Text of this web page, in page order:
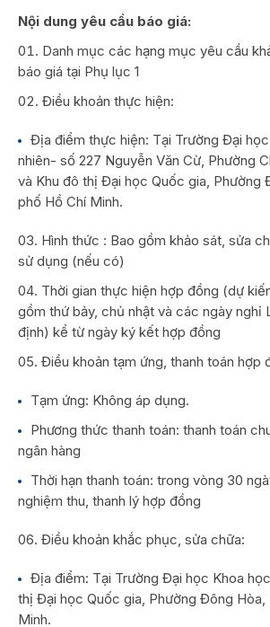
Nội dung yêu cầu báo giá:
Danh mục các hạng mục yêu cầu
báo giá tại Phụ lục 1
Điều khoản thực hiện:
Địa điểm thực hiện: Tại Trường Đại
nhiên- số 227 Nguyễn Văn Cừ, Phường
và Khu đô thị Đại học Quốc gia, Phường
phố Hồ Chí Minh.
Hình thức : Bao gồm khảo sát, sửa
sử dụng (nếu có)
Thời gian thực hiện hợp đồng (dự
gồm thứ bảy, chủ nhật và các ngày nghỉ
định) kể từ ngày ký kết hợp đồng
Điều khoản tạm ứng, thanh toán hợp
Tạm ứng: Không áp dụng.
Phương thức thanh toán: thanh toán
ngân hàng
Thời hạn thanh toán: trong vòng 30
nghiệm thu, thanh lý hợp đồng
Điều khoản khắc phục, sửa chữa:
Địa điểm: Tại Trường Đại học Khoa
thị Đại học Quốc gia, Phường Đông Hòa,
Minh.